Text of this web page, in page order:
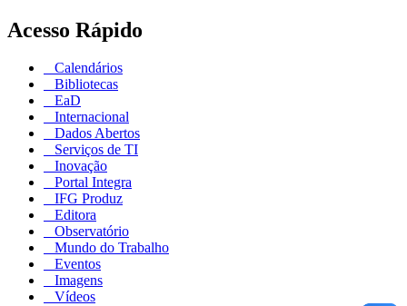
Acesso Rápido
Calendários
Bibliotecas
EaD
Internacional
Dados Abertos
Serviços de TI
Inovação
Portal Integra
IFG Produz
Editora
Observatório
Mundo do Trabalho
Eventos
Imagens
Vídeos